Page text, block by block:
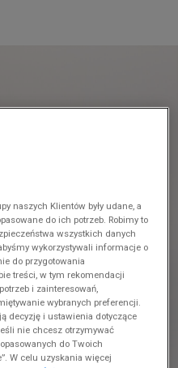
naszych Klientów były udane, a
do ich potrzeb. Robimy to
wszystkich danych
wykorzystywali informacje o
do przygotowania
treści, w tym rekomendacji
i zainteresowań,
wybranych preferencji.
decyzję i ustawienia dotyczące
nie chcesz otrzymywać
do Twoich
W celu uzyskania więcej